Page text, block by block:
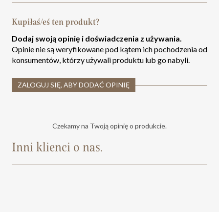
Kupiłaś/eś ten produkt?
Dodaj swoją opinię i doświadczenia z używania.
Opinie nie są weryfikowane pod kątem ich pochodzenia od
konsumentów, którzy używali produktu lub go nabyli.
ZALOGUJ SIĘ, ABY DODAĆ OPINIĘ
Czekamy na Twoją opinię o produkcie.
Inni klienci o nas.